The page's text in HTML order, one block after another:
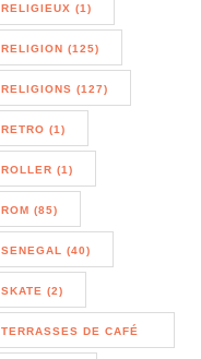
RELIGIEUX (1)
RELIGION (125)
RELIGIONS (127)
RETRO (1)
ROLLER (1)
ROM (85)
SENEGAL (40)
SKATE (2)
TERRASSES DE CAFÉ